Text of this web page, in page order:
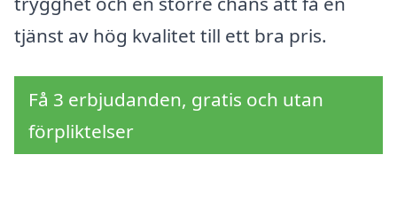
tjänst av hög kvalitet till ett bra pris.
Få 3 erbjudanden, gratis och utan
förpliktelser